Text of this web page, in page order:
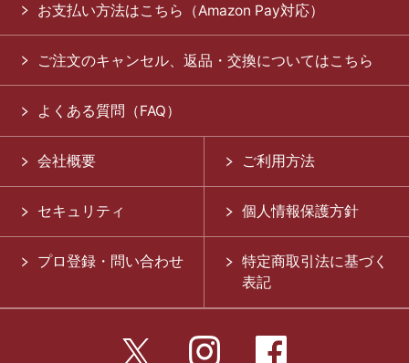
お支払い方法はこちら（Amazon Pay対応）
ご注文のキャンセル、返品・交換についてはこちら
よくある質問（FAQ）
会社概要 ご利用方法
セキュリティ 個人情報保護方針
プロ登録・問い合わせ
特定商取引法に基づく
表記